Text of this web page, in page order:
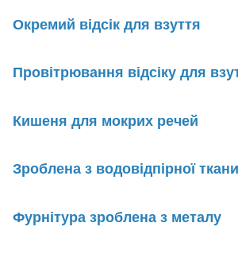
Окремий відсік для взуття
Провітрювання відсіку для
Кишеня для мокрих речей
Зроблена з водовідпірної
Фурнітура зроблена з металу